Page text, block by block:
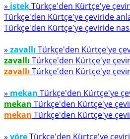
» istekTürkçe'den Kürtçe'ye
Türkçe'den Kürtçe'ye çeviride
Türkçe'den Kürtçe'ye çeviride
» zavallı Türkçe'den Kürtçe'ye
zavallı Türkçe'den Kürtçe'ye
zavallı Türkçe'den Kürtçe'ye
» mekan Türkçe'den Kürtçe'ye
mekan Türkçe'den Kürtçe'ye
mekan Türkçe'den Kürtçe'ye
» yöreTürkçe'den Kürtçe'ye